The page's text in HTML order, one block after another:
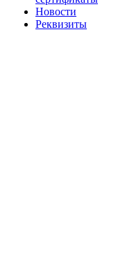
Новости
Реквизиты